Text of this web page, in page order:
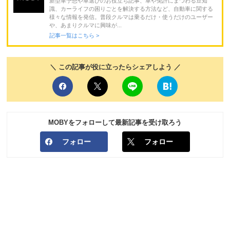
識、カーライフの困りごとを解決する方法など、自動車に関する
様々な情報を発信。普段クルマは乗るだけ・使うだけのユーザー
や、あまりクルマに興味が...
記事一覧はこちら >
＼ この記事が役に立ったらシェアしよう ／
MOBYをフォローして最新記事を受け取ろう
フォロー フォロー